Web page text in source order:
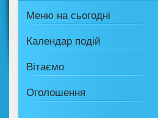
Меню на сьогодні
Календар подій
Вітаємо
Оголошення